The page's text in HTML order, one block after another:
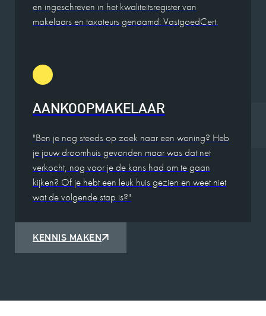
en ingeschreven in het kwaliteitsregister van
makelaars en taxateurs genaamd: VastgoedCert.
AANKOOPMAKELAAR
"Ben je nog steeds op zoek naar een woning? Heb
je jouw droomhuis gevonden maar was dat net
verkocht, nog voor je de kans had om te gaan
kijken? Of je hebt een leuk huis gezien en weet niet
wat de volgende stap is?"
KENNIS MAKEN